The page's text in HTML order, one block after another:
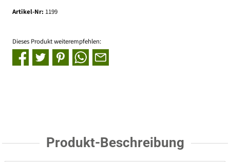
Artikel-Nr: 1199
Dieses Produkt weiterempfehlen:
Produkt-Beschreibung